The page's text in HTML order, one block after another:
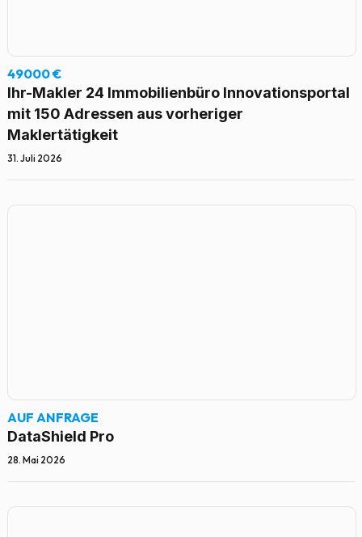
49000 €
Ihr-Makler 24 Immobilienbüro Innovationsportal
mit 150 Adressen aus vorheriger
Maklertätigkeit
31. Juli 2026
AUF ANFRAGE
DataShield Pro
28. Mai 2026